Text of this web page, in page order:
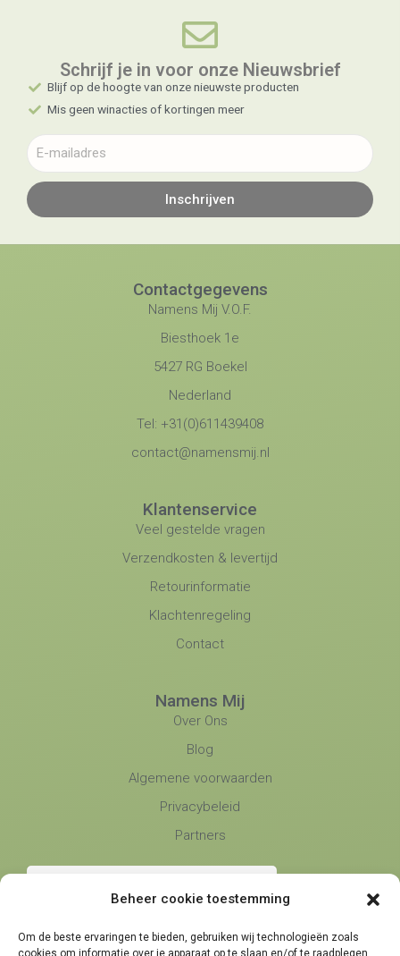
Beheer cookie toestemming
Om de beste ervaringen te bieden, gebruiken wij technologieën zoals
cookies om informatie over je apparaat op te slaan en/of te raadplegen.
Schrijf je in voor onze Nieuwsbrief​
Blijf op de hoogte van onze nieuwste producten
Mis geen winacties of kortingen meer
Inschrijven
Contactgegevens
Namens Mij V.O.F.
Biesthoek 1e
5427 RG Boekel
Nederland
Tel: +31(0)611439408
contact@namensmij.nl
Klantenservice
Veel gestelde vragen
Verzendkosten & levertijd
Retourinformatie
Klachtenregeling
Contact
Namens Mij
Over Ons
Blog
Algemene voorwaarden
Privacybeleid
Partners